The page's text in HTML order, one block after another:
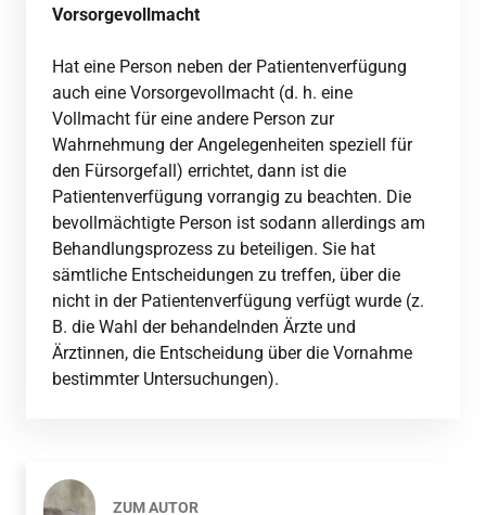
Vorsorgevollmacht
Hat eine Person neben der Patientenverfügung
auch eine Vorsorgevollmacht (d. h. eine
Vollmacht für eine andere Person zur
Wahrnehmung der Angelegenheiten speziell für
den Fürsorgefall) errichtet, dann ist die
Patientenverfügung vorrangig zu beachten. Die
bevollmächtigte Person ist sodann allerdings am
Behandlungsprozess zu beteiligen. Sie hat
sämtliche Entscheidungen zu treffen, über die
nicht in der Patientenverfügung verfügt wurde (z.
B. die Wahl der behandelnden Ärzte und
Ärztinnen, die Entscheidung über die Vornahme
bestimmter Untersuchungen).
ZUM AUTOR